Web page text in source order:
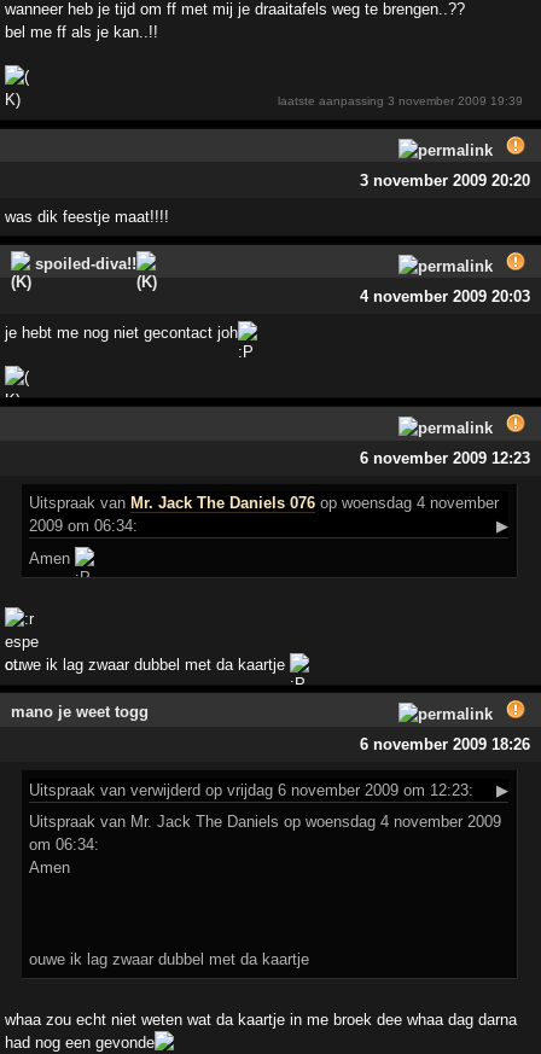
wanneer heb je tijd om ff met mij je draaitafels weg te brengen..??
bel me ff als je kan..!!
laatste aanpassing3 november 2009 19:39
3 november 2009 20:20
was dik feestje maat!!!!
spoiled-diva!!
4 november 2009 20:03
je hebt me nog niet gecontact joh
6 november 2009 12:23
Uitspraak van Mr. Jack The Daniels 076 op woensdag 4 november
2009 om 06:34:
▶
Amen
ouwe ik lag zwaar dubbel met da kaartje
mano je weet togg
6 november 2009 18:26
Uitspraak van verwijderd op vrijdag 6 november 2009 om 12:23:
▶
Uitspraak van Mr. Jack The Daniels op woensdag 4 november 2009
om 06:34:
Amen
ouwe ik lag zwaar dubbel met da kaartje
whaa zou echt niet weten wat da kaartje in me broek dee whaa dag darna
had nog een gevonde